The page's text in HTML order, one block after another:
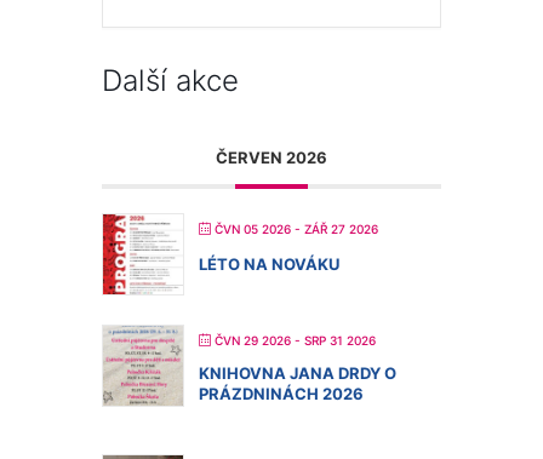
Další akce
ČERVEN 2026
ČVN 05 2026 - ZÁŘ 27 2026
LÉTO NA NOVÁKU
ČVN 29 2026 - SRP 31 2026
KNIHOVNA JANA DRDY O
PRÁZDNINÁCH 2026